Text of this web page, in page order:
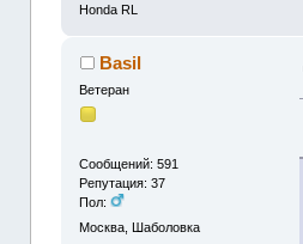
Honda RL
Basil
Ветеран
Сообщений: 591
Репутация: 37
Пол:
Москва, Шаболовка